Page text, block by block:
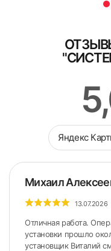
Яндекс
Михаил
13.07.2026
Отличная работа.
установки прошло
установщик Виталий